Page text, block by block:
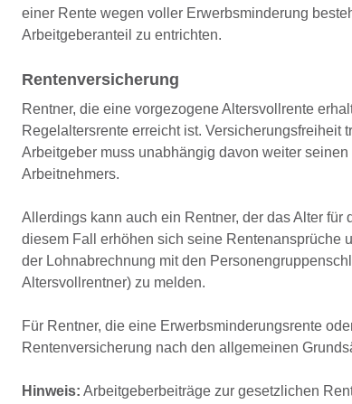
einer Rente wegen voller Erwerbsminderung
Arbeitgeberanteil zu entrichten.
Rentenversicherung
Rentner, die eine vorgezogene Altersvollrente
Regelaltersrente erreicht ist.
Arbeitgeber muss unabhängig davon weiter
Arbeitnehmers.
Allerdings kann auch ein Rentner, der das Alter
diesem Fall erhöhen sich seine Rentenansprüche
der Lohnabrechnung mit den
Altersvollrentner) zu melden.
Für Rentner, die eine Erwerbsminderungsrente
Rentenversicherung nach den allgemeinen
Hinweis: Arbeitgeberbeiträge zur gesetzlichen